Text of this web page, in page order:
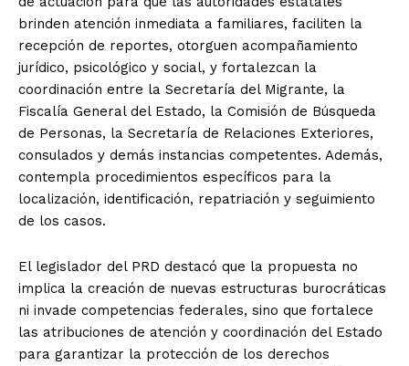
brinden atención inmediata a familiares, faciliten la
recepción de reportes, otorguen acompañamiento
jurídico, psicológico y social, y fortalezcan la
coordinación entre la Secretaría del Migrante, la
Fiscalía General del Estado, la Comisión de Búsqueda
de Personas, la Secretaría de Relaciones Exteriores,
consulados y demás instancias competentes. Además,
contempla procedimientos específicos para la
localización, identificación, repatriación y seguimiento
de los casos.
El legislador del PRD destacó que la propuesta no
implica la creación de nuevas estructuras burocráticas
ni invade competencias federales, sino que fortalece
las atribuciones de atención y coordinación del Estado
para garantizar la protección de los derechos